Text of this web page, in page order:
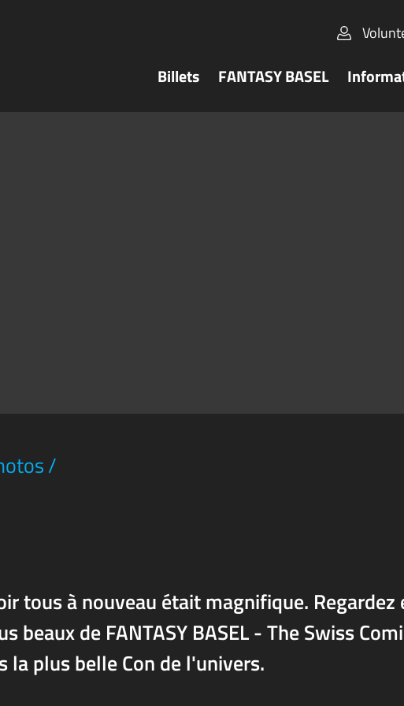
Billets FANTASY BASEL
/
tous à nouveau était magnifique. Regardez
de FANTASY BASEL - The Swiss
plus belle Con de l'univers.